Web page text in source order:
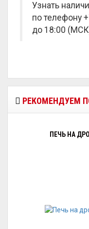
Узнать
по телефону
до 18:00
РЕКОМЕНДУЕМ
ПЕЧЬ НА